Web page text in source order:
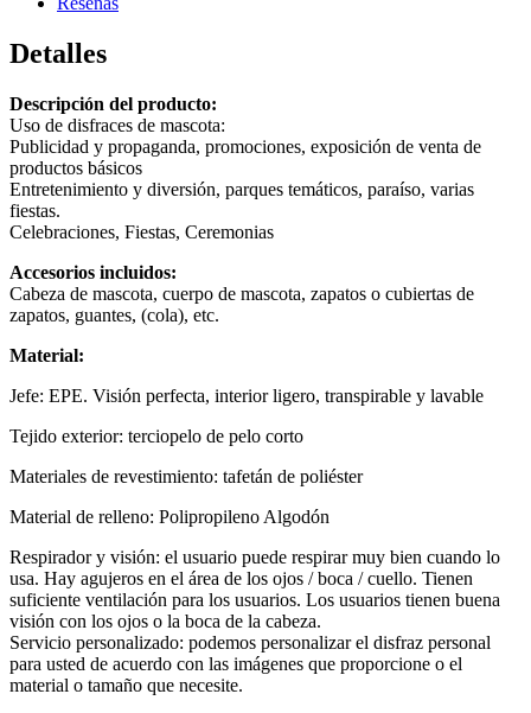
Detalles
Descripción del producto:
Uso de disfraces de mascota:
Publicidad y propaganda, promociones, exposición de venta de
productos básicos
Entretenimiento y diversión, parques temáticos, paraíso, varias
fiestas.
Celebraciones, Fiestas, Ceremonias
Accesorios incluidos:
Cabeza de mascota, cuerpo de mascota, zapatos o cubiertas de
zapatos, guantes, (cola), etc.
Material:
Jefe: EPE. Visión perfecta, interior ligero, transpirable y lavable
Tejido exterior: terciopelo de pelo corto
Materiales de revestimiento: tafetán de poliéster
Material de relleno: Polipropileno Algodón
Respirador y visión: el usuario puede respirar muy bien cuando lo
usa. Hay agujeros en el área de los ojos / boca / cuello. Tienen
suficiente ventilación para los usuarios. Los usuarios tienen buena
visión con los ojos o la boca de la cabeza.
Servicio personalizado: podemos personalizar el disfraz personal
para usted de acuerdo con las imágenes que proporcione o el
material o tamaño que necesite.